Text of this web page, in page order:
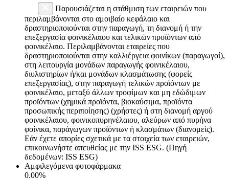
Παρουσιάζεται η στάθμιση των εταιρειών που
περιλαμβάνονται στο αμοιβαίο κεφάλαιο και
δραστηριοποιούνται στην παραγωγή, τη διανομή ή την
επεξεργασία φοινικέλαιου και τελικών προϊόντων από
φοινικέλαιο. Περιλαμβάνονται εταιρείες που
δραστηριοποιούνται στην καλλιέργεια φοινίκων (παραγωγοί),
στη λειτουργία μονάδων παραγωγής φοινικέλαιου,
διυλιστηρίων ή/και μονάδων κλασμάτωσης (φορείς
επεξεργασίας), στην παραγωγή τελικών προϊόντων με
φοινικέλαιο, μεταξύ άλλων τροφίμων και μη εδώδιμων
προϊόντων (χημικά προϊόντα, βιοκαύσιμα, προϊόντα
προσωπικής περιποίησης) (χρήστες) ή στη διανομή αργού
φοινικέλαιου, φοινικοπυρηνέλαιου, αλεύρων από πυρήνα
φοίνικα, παράγωγων προϊόντων ή κλασμάτων (διανομείς).
Εάν έχετε απορίες σχετικά με τα στοιχεία των εταιρειών,
επικοινωνήστε απευθείας με την ISS ESG. (Πηγή
δεδομένων: ISS ESG)
Αμφιλεγόμενα φυτοφάρμακα
0.00%